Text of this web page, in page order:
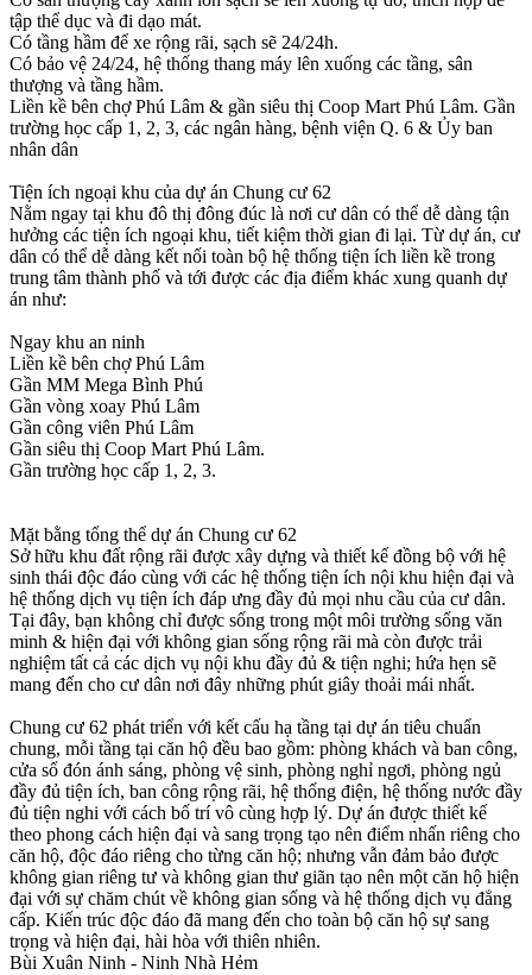
tập thể dục và đi dạo mát.
Có tầng hầm để xe rộng rãi, sạch sẽ 24/24h.
Có bảo vệ 24/24, hệ thống thang máy lên xuống các tầng, sân
thượng và tầng hầm.
Liền kề bên chợ Phú Lâm & gần siêu thị Coop Mart Phú Lâm. Gần
trường học cấp 1, 2, 3, các ngân hàng, bệnh viện Q. 6 & Ủy ban
nhân dân
Tiện ích ngoại khu của dự án Chung cư 62
Nằm ngay tại khu đô thị đông đúc là nơi cư dân có thể dễ dàng tận
hưởng các tiện ích ngoại khu, tiết kiệm thời gian đi lại. Từ dự án, cư
dân có thể dễ dàng kết nối toàn bộ hệ thống tiện ích liền kề trong
trung tâm thành phố và tới được các địa điểm khác xung quanh dự
án như:
Ngay khu an ninh
Liền kề bên chợ Phú Lâm
Gần MM Mega Bình Phú
Gần vòng xoay Phú Lâm
Gần công viên Phú Lâm
Gần siêu thị Coop Mart Phú Lâm.
Gần trường học cấp 1, 2, 3.
Mặt bằng tổng thể dự án Chung cư 62
Sở hữu khu đất rộng rãi được xây dựng và thiết kế đồng bộ với hệ
sinh thái độc đáo cùng với các hệ thống tiện ích nội khu hiện đại và
hệ thống dịch vụ tiện ích đáp ưng đầy đủ mọi nhu cầu của cư dân.
Tại đây, bạn không chỉ được sống trong một môi trường sống văn
minh & hiện đại với không gian sống rộng rãi mà còn được trải
nghiệm tất cả các dịch vụ nội khu đầy đủ & tiện nghi; hứa hẹn sẽ
mang đến cho cư dân nơi đây những phút giây thoải mái nhất.
Chung cư 62 phát triển với kết cấu hạ tầng tại dự án tiêu chuẩn
chung, mỗi tầng tại căn hộ đều bao gồm: phòng khách và ban công,
cửa sổ đón ánh sáng, phòng vệ sinh, phòng nghỉ ngơi, phòng ngủ
đầy đủ tiện ích, ban công rộng rãi, hệ thống điện, hệ thống nước đầy
đủ tiện nghi với cách bố trí vô cùng hợp lý. Dự án được thiết kế
theo phong cách hiện đại và sang trọng tạo nên điểm nhấn riêng cho
căn hộ, độc đáo riêng cho từng căn hộ; nhưng vẫn đảm bảo được
không gian riêng tư và không gian thư giãn tạo nên một căn hộ hiện
đại với sự chăm chút về không gian sống và hệ thống dịch vụ đẳng
cấp. Kiến ​​trúc độc đáo đã mang đến cho toàn bộ căn hộ sự sang
trọng và hiện đại, hài hòa với thiên nhiên.
Bùi Xuân Ninh - Ninh Nhà Hẻm